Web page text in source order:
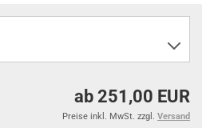
ab 251,00 EUR
Preise inkl. MwSt. zzgl. Versand